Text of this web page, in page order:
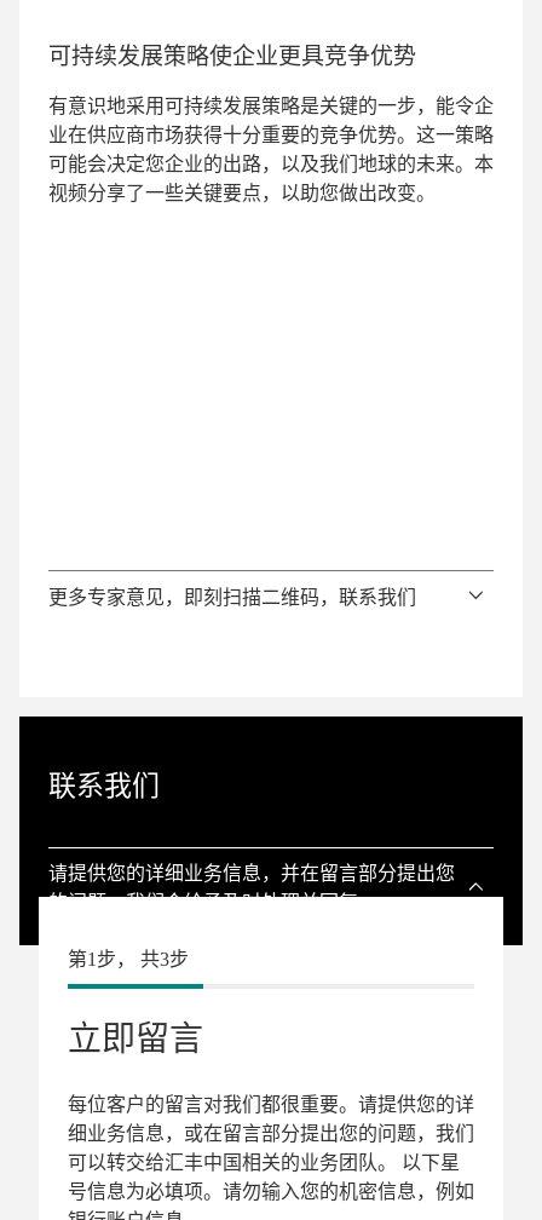
可持续发展策略使企业更具竞争优势
有意识地采用可持续发展策略是关键的一步，能令企
业在供应商市场获得十分重要的竞争优势。这一策略
可能会决定您企业的出路，以及我们地球的未来。本
视频分享了一些关键要点，以助您做出改变。
更多专家意见，即刻扫描二维码，联系我们
联系我们
请提供您的详细业务信息，并在留言部分提出您
的问题，我们会给予及时处理并回复。
第1步， 共3步
立即留言
每位客户的留言对我们都很重要。请提供您的详
细业务信息，或在留言部分提出您的问题，我们
可以转交给汇丰中国相关的业务团队。 以下星
号信息为必填项。请勿输入您的机密信息，例如